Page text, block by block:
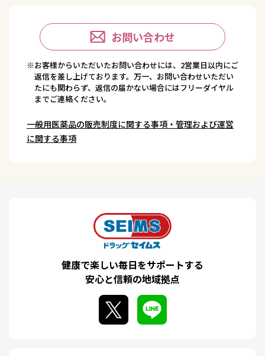
お問い合わせ
※お客様からいただいたお問い合わせには、2営業日以内にご
返信を差し上げております。万一、お問い合わせいただい
たにも関わらず、返信の届かない場合にはフリーダイヤル
までご連絡ください。
一般用医薬品の販売制度に関する事項・管理および運営
に関する事項
健康で楽しい毎日をサポートする
安心と信頼の地域拠点